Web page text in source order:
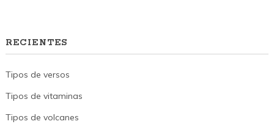
RECIENTES
Tipos de versos
Tipos de vitaminas
Tipos de volcanes